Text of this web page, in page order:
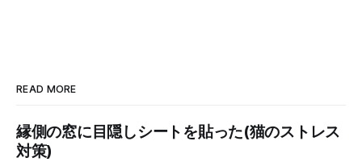
READ MORE
縁側の窓に目隠しシートを貼った(猫のストレス
対策)